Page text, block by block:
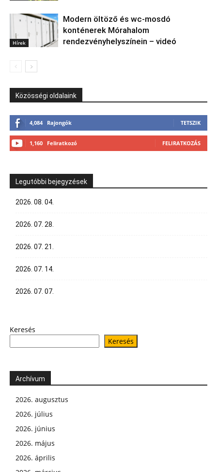
Hírek
Modern öltöző és wc-mosdó
konténerek Mórahalom
rendezvényhelyszínein – videó
Közösségi oldalaink
4,084 Rajongók TETSZIK
1,160 Feliratkozó FELIRATKOZÁS
Legutóbbi bejegyzések
2026. 08. 04.
2026. 07. 28.
2026. 07. 21.
2026. 07. 14.
2026. 07. 07.
Keresés
Keresés
Archívum
2026. augusztus
2026. július
2026. június
2026. május
2026. április